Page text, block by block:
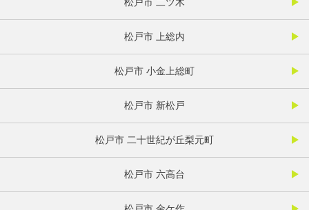
松戸市 上総内
松戸市 小金上総町
松戸市 新松戸
松戸市 二十世紀が丘梨元町
松戸市 六高台